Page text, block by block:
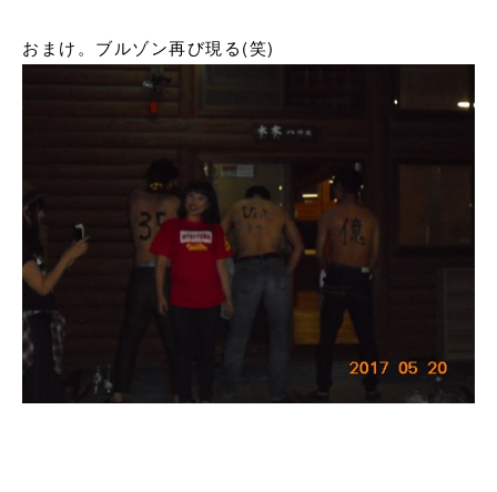
おまけ。ブルゾン再び現る(笑)